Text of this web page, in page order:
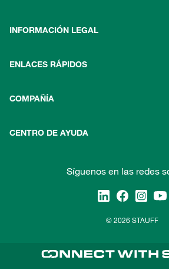
INFORMACIÓN LEGAL
ENLACES RÁPIDOS
COMPAÑÍA
CENTRO DE AYUDA
Síguenos en las redes
© 2026 STAUFF